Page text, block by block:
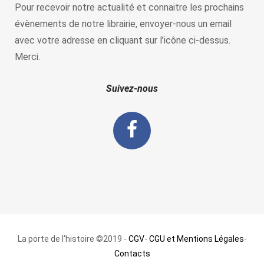
Pour recevoir notre actualité et connaitre les prochains
évènements de notre librairie, envoyer-nous un email
avec votre adresse en cliquant sur l’icône ci-dessus.
Merci.
Suivez-nous
La porte de l'histoire ©2019 - CGV- CGU et Mentions Légales-
Contacts